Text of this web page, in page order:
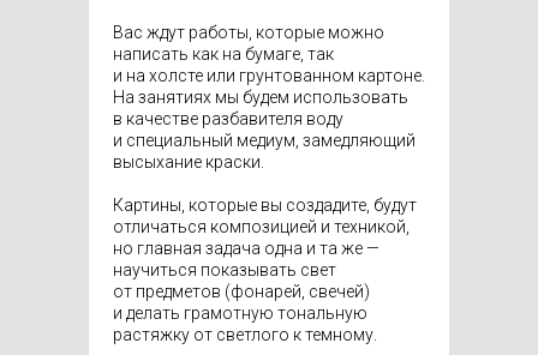
Вас ждут работы, которые можно
написать как на бумаге, так
и на холсте или грунтованном картоне.
На занятиях мы будем использовать
в качестве разбавителя воду
и специальный медиум, замедляющий
высыхание краски.
Картины, которые вы создадите, будут
отличаться композицией и техникой,
но главная задача одна и та же —
научиться показывать свет
от предметов (фонарей, свечей)
и делать грамотную тональную
растяжку от светлого к темному.